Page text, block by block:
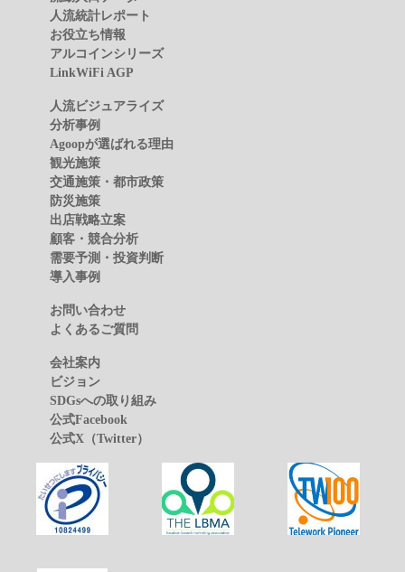
人流統計レポート
お役立ち情報
アルコインシリーズ
LinkWiFi AGP
人流ビジュアライズ
分析事例
Agoopが選ばれる理由
観光施策
交通施策・都市政策
防災施策
出店戦略立案
顧客・競合分析
需要予測・投資判断
導入事例
お問い合わせ
よくあるご質問
会社案内
ビジョン
SDGsへの取り組み
公式Facebook
公式X（Twitter）